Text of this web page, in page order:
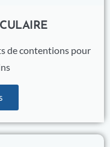
de contentions pour